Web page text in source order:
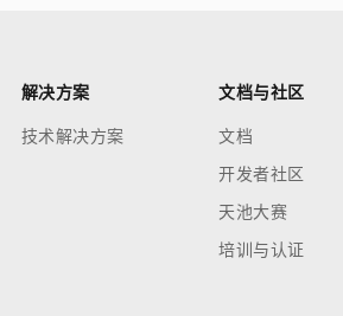
解决方案
技术解决方案
文档与社区
文档
开发者社区
天池大赛
培训与认证